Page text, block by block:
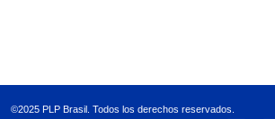
©2025 PLP Brasil. Todos los derechos reservados.